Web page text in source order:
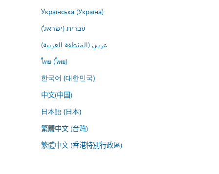
Українська (Україна)
עברית (ישראל)
عربي (المنطقة العربية)
ไทย (ไทย)
한국어 (대한민국)
中文(中国)
日本語 (日本)
繁體中文 (台灣)
繁體中文 (香港特別行政區)